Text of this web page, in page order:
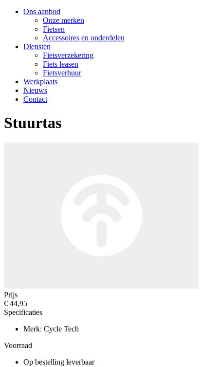
Ons aanbod
Onze merken
Fietsen
Accessoires en onderdelen
Diensten
Fietsverzekering
Fiets leasen
Fietsverhuur
Werkplaats
Nieuws
Contact
Stuurtas
Prijs
€ 44,95
Specificaties
Merk: Cycle Tech
Voorraad
Op bestelling leverbaar